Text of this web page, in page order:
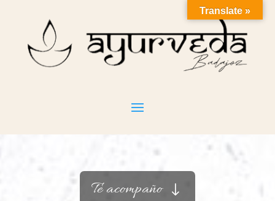
Te acompaño
Translate »